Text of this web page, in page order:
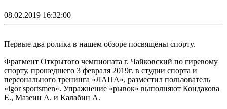
08.02.2019 16:32:00
Первые два ролика в нашем обзоре посвящены спорту.
Фрагмент Открытого чемпионата г. Чайковский по гиревому
спорту, прошедшего 3 февраля 2019г. в студии спорта и
персонального тренинга «ЛАПА», разместил пользователь
«igor sportsmen». Упражнение «рывок» выполняют Кондакова
Е., Мазеин А. и Калабин А.